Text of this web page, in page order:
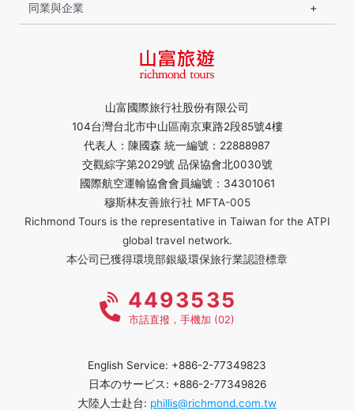
山富國際旅行社股份有限公司
104台灣台北市中山區南京東路2段85號4樓
代表人：陳國森 統一編號：22888987
交觀綜字第2029號 品保協會北0030號
國際航空運輸協會會員編號：34301061
穆斯林友善旅行社 MFTA-005
Richmond Tours is the representative in Taiwan for the ATPI
global travel network.
本公司已獲得環境部銀級環保旅行業認證標章
同業與企業
4493535
市話直撥，手機加 (02)
English Service: +886-2-77349823
日本のサービス: +886-2-77349826
大陸人士赴台: phillis@richmond.com.tw